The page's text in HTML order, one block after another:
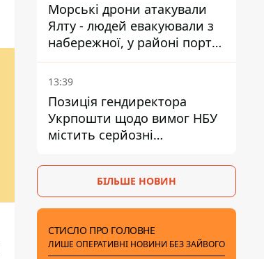
Морські дрони атакували
Ялту - людей евакуювали з
набережної, у районі порту
повідомляють про пожежу
13:39
Позиція гендиректора
Укрпошти щодо вимог НБУ
містить серйозні
Ольга Василевська-Смаглюк
БІЛЬШЕ НОВИН
СТИСЛО ПРО ГОЛОВНЕ
ЛИШЕ ОПЕРАТИВНІ НОВИНИ БЕЗ ЗАЙВОГО